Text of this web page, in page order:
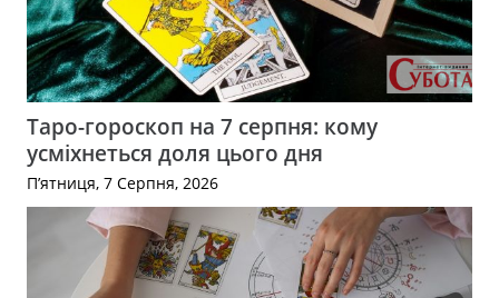
Таро-гороскоп на 7 серпня: кому
усміхнеться доля цього дня
П’ятниця, 7 Серпня, 2026